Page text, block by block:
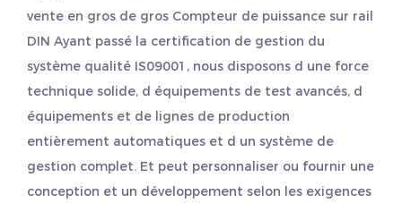
vente en gros de gros Compteur de puissance sur rail
DIN Ayant passé la certification de gestion du
système qualité IS09001, nous disposons d une force
technique solide, d équipements de test avancés, d
équipements et de lignes de production
entièrement automatiques et d un système de
gestion complet. Et peut personnaliser ou fournir une
conception et un développement selon les exigences